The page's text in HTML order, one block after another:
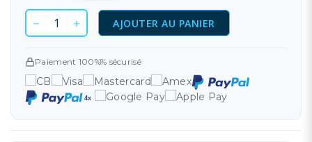
AJOUTER AU PANIER
Paiement 100%% sécurisé